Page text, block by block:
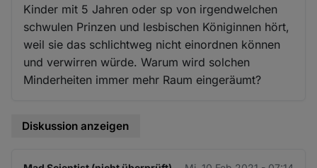
Kinder mit 5 Jahren oder sp von irgendwelchen
schwulen Prinzen und lesbischen Königinnen hört,
weil sie das schlichtweg nicht einordnen können
und verwirren würde. Warum wird solchen
Minderheiten immer mehr Raum eingeräumt?
Diskussion anzeigen